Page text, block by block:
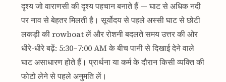
दृश्य जो वाराणसी की दृश्य पहचान बनाते हैं — घाट से अधिक नदी
पर नाव से बेहतर मिलती है। सूर्योदय से पहले अस्सी घाट से छोटी
लकड़ी की rowboat लें और रोशनी बदलते समय उत्तर की ओर
धीरे-धीरे बढ़ें: 5:30–7:00 AM के बीच पानी से दिखाई देने वाले
घाट असाधारण होते हैं। प्रार्थना या कर्म के दौरान किसी व्यक्ति की
फोटो लेने से पहले अनुमति लें।